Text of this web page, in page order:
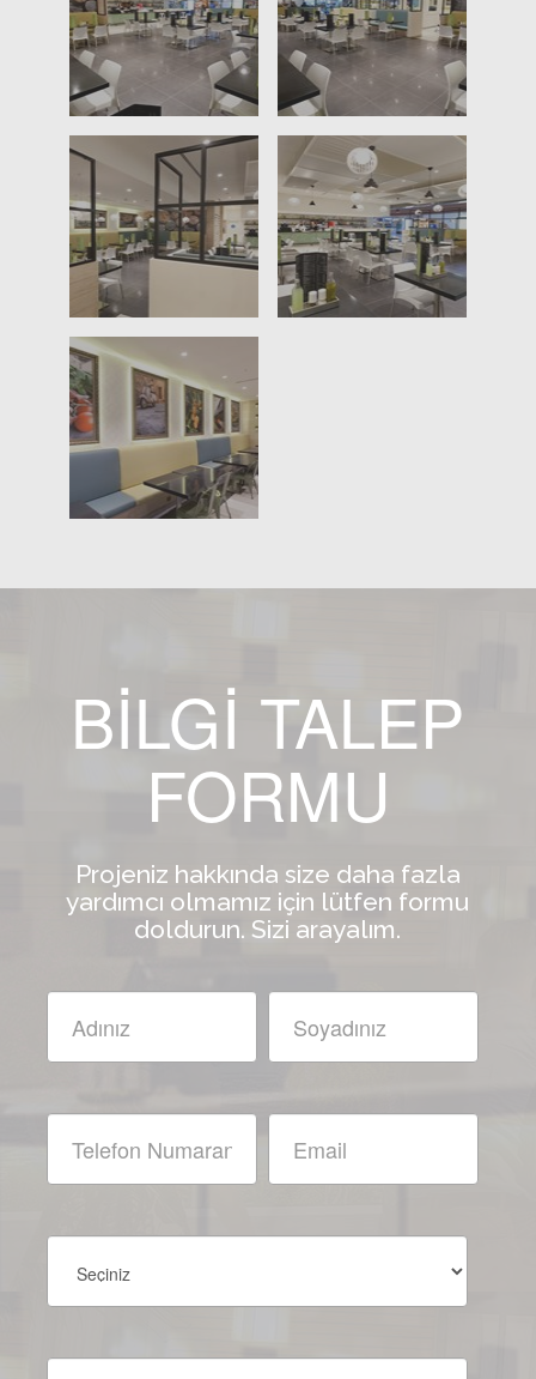
BİLGİ TALEP
FORMU
Projeniz hakkında size daha fazla
yardımcı olmamız için lütfen formu
doldurun. Sizi arayalım.